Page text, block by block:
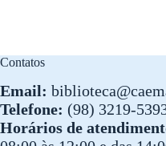
Contatos
Email:
Telefone: (98) 3219-
Horários de